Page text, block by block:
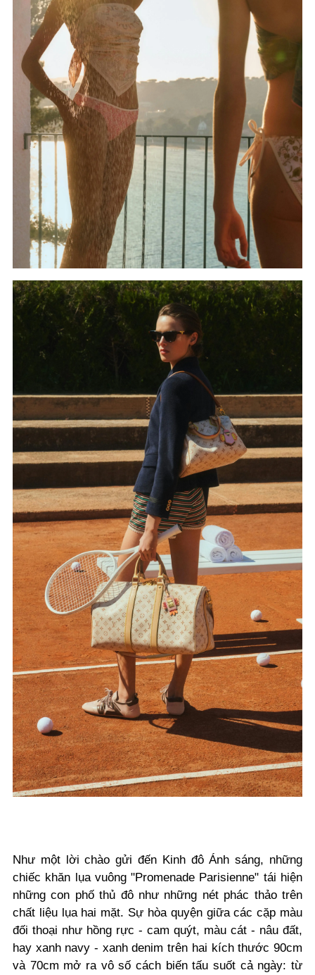
Như một lời chào gửi đến Kinh đô Ánh sáng, những
chiếc khăn lụa vuông "Promenade Parisienne" tái hiện
những con phố thủ đô như những nét phác thảo trên
chất liệu lụa hai mặt. Sự hòa quyện giữa các cặp màu
đối thoại như hồng rực - cam quýt, màu cát - nâu đất,
hay xanh navy - xanh denim trên hai kích thước 90cm
và 70cm mở ra vô số cách biến tấu suốt cả ngày: từ